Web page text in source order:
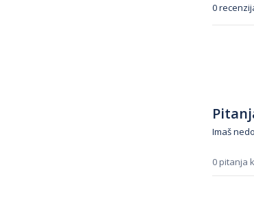
0
Imaš
0 pitanja